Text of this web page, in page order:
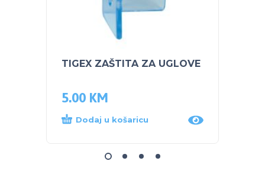
TIGEX ZAŠTITA ZA UGLOVE
5.00 KM
Dodaj u košaricu